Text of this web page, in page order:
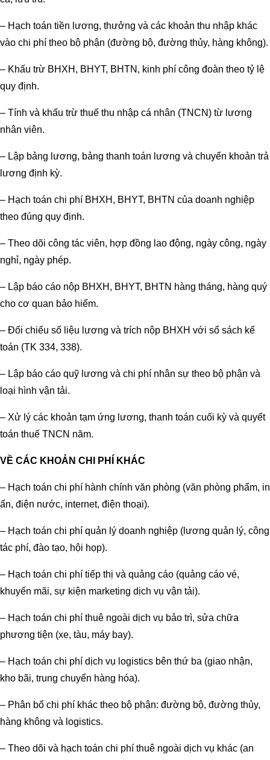
– Hạch toán tiền lương, thưởng và các khoản thu nhập khác
vào chi phí theo bộ phận (đường bộ, đường thủy, hàng không).
– Khấu trừ BHXH, BHYT, BHTN, kinh phí công đoàn theo tỷ lệ
quy định.
– Tính và khấu trừ thuế thu nhập cá nhân (TNCN) từ lương
nhân viên.
– Lập bảng lương, bảng thanh toán lương và chuyển khoản trả
lương định kỳ.
– Hạch toán chi phí BHXH, BHYT, BHTN của doanh nghiệp
theo đúng quy định.
– Theo dõi công tác viên, hợp đồng lao động, ngày công, ngày
nghỉ, ngày phép.
– Lập báo cáo nộp BHXH, BHYT, BHTN hàng tháng, hàng quý
cho cơ quan bảo hiểm.
– Đối chiếu số liệu lương và trích nộp BHXH với sổ sách kế
toán (TK 334, 338).
– Lập báo cáo quỹ lương và chi phí nhân sự theo bộ phận và
loại hình vận tải.
– Xử lý các khoản tạm ứng lương, thanh toán cuối kỳ và quyết
toán thuế TNCN năm.
VỀ CÁC KHOẢN CHI PHÍ KHÁC
– Hạch toán chi phí hành chính văn phòng (văn phòng phẩm, in
ấn, điện nước, internet, điện thoại).
– Hạch toán chi phí quản lý doanh nghiệp (lương quản lý, công
tác phí, đào tạo, hội họp).
– Hạch toán chi phí tiếp thị và quảng cáo (quảng cáo vé,
khuyến mãi, sự kiện marketing dịch vụ vận tải).
– Hạch toán chi phí thuê ngoài dịch vụ bảo trì, sửa chữa
phương tiện (xe, tàu, máy bay).
– Hạch toán chi phí dịch vụ logistics bên thứ ba (giao nhận,
kho bãi, trung chuyển hàng hóa).
– Phân bổ chi phí khác theo bộ phận: đường bộ, đường thủy,
hàng không và logistics.
– Theo dõi và hạch toán chi phí thuê ngoài dịch vụ khác (an